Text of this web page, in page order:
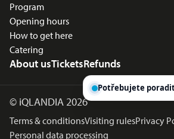
Program
Opening hours
How to get here
Catering
About usTicketsRefunds
© iQLANDIA 2026
Terms & conditionsVisiting rulesPrivacy
Personal data processing
Potřebujete poradit?
asistentaChetty